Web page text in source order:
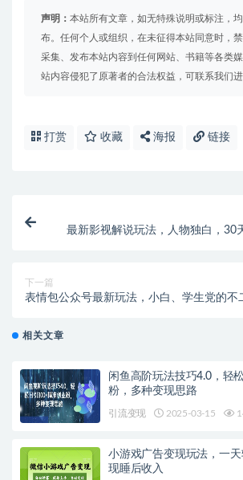
声明： 本站所有文章，如无特殊说明或标注，
布。任何个人或组织，在未征得本站同意时，禁
采集、发布本站内容到任何网站、书籍等各类
站内容侵犯了原著者的合法权益，可联系我们进
打赏 收藏 海报 链接
最新影视解说玩法，人物独白，30
下一篇
表情包公众号最新玩法，小白、学生党的不
相关文章
闲鱼高阶玩法技巧4.0，轻
粉，多种变现思路
引流变现 2025-03-15
小游戏广告变现玩法，一
现睡后收入